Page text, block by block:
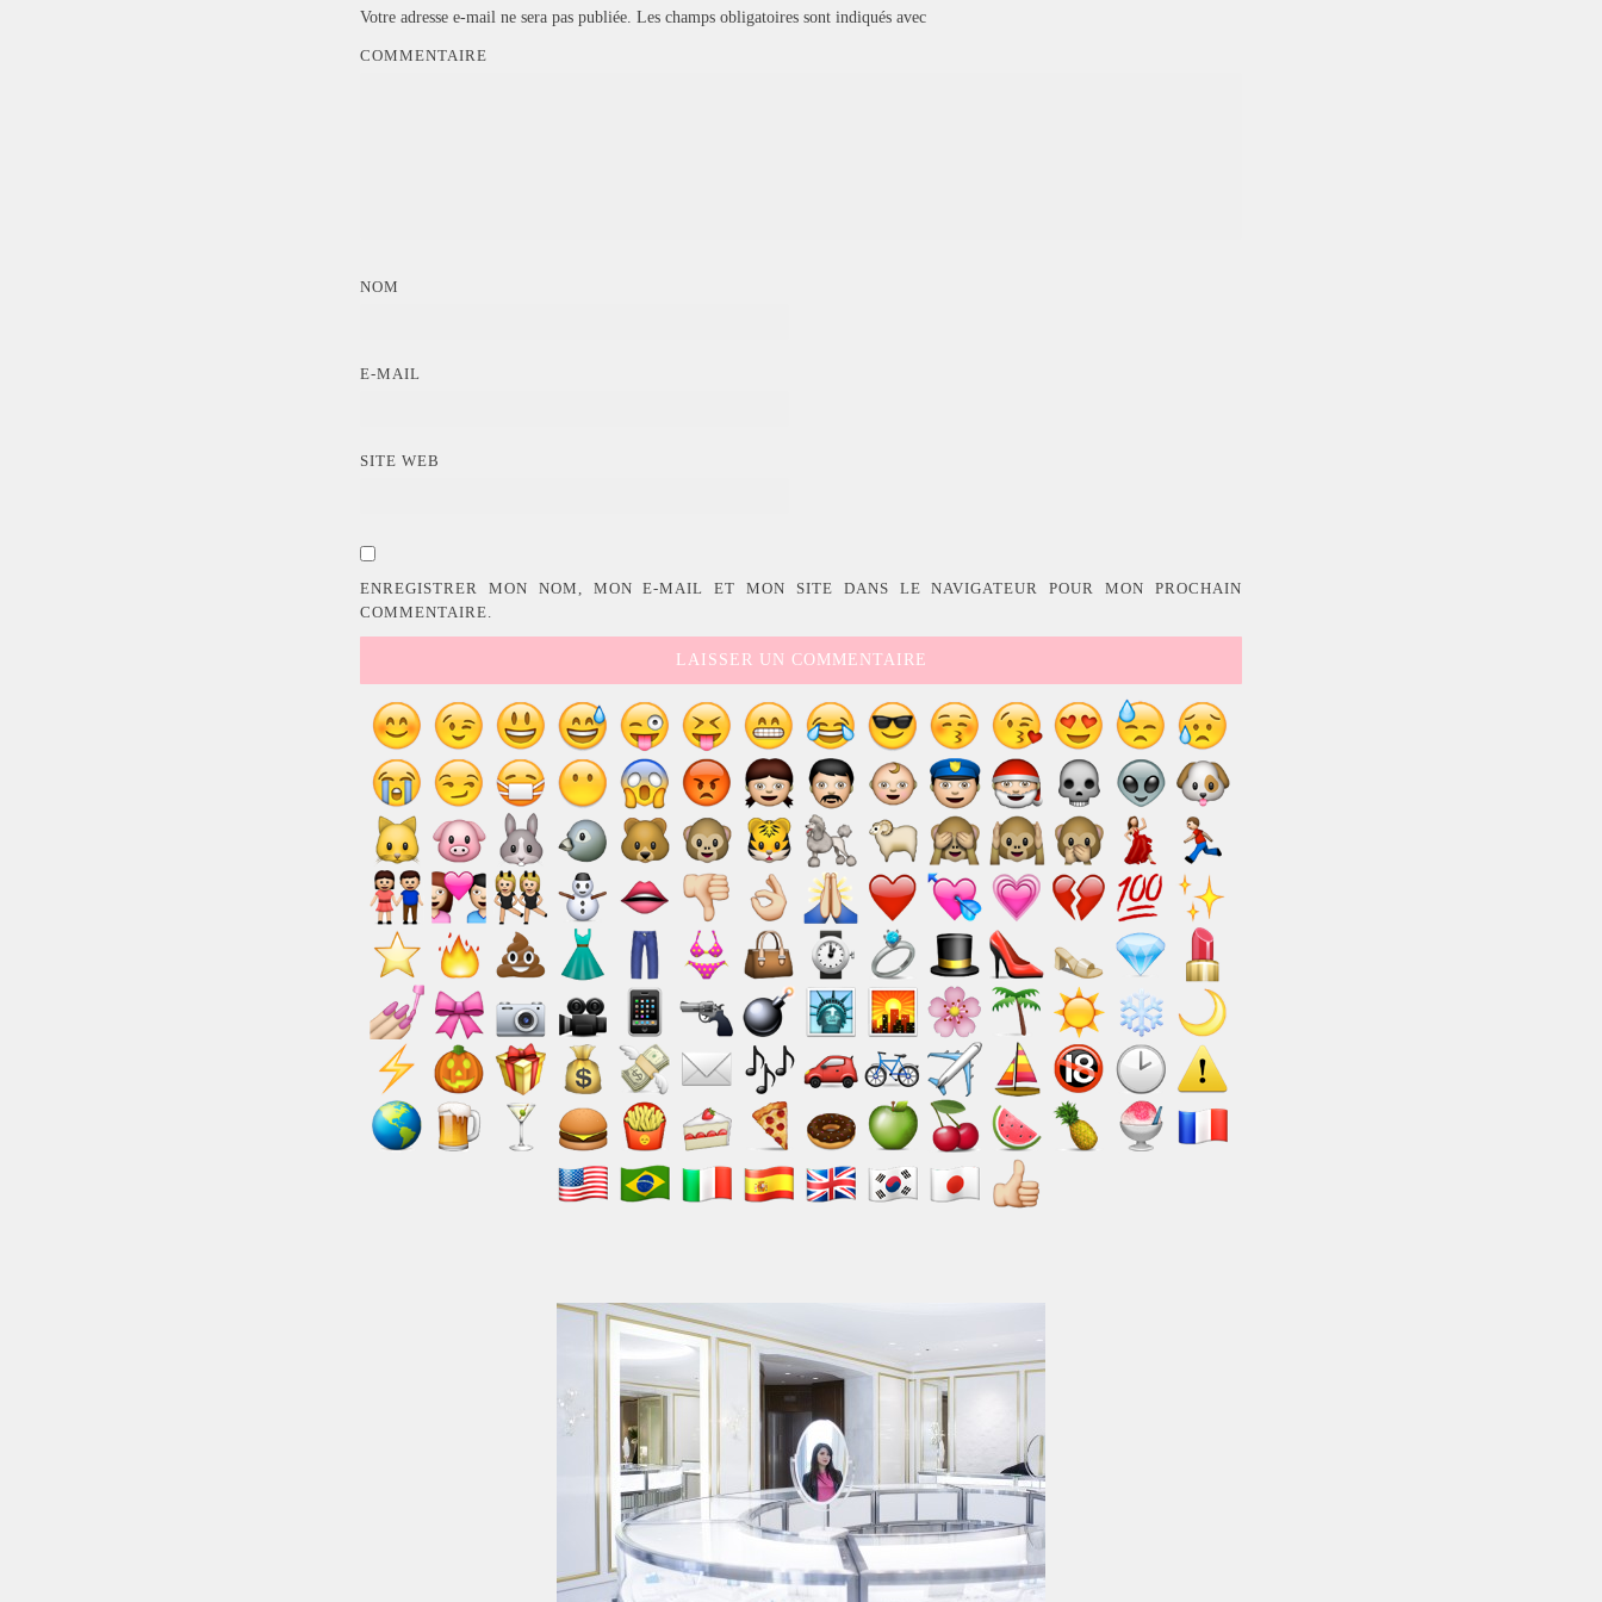
Votre adresse e-mail ne sera pas publiée. Les champs obligatoires sont indiqués avec
COMMENTAIRE
NOM
E-MAIL
SITE WEB
ENREGISTRER MON NOM, MON E-MAIL ET MON SITE DANS LE NAVIGATEUR POUR MON PROCHAIN
COMMENTAIRE.